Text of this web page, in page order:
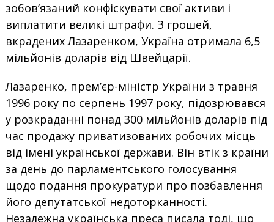
зобов’язаний конфіскувати свої активи і
виплатити великі штрафи. З грошей,
вкрадених Лазаренком, Україна отримала 6,5
мільйонів доларів від Швейцарії.
Лазаренко, прем’єр-міністр України з травня
1996 року по серпень 1997 року, підозрювався
у розкраданні понад 300 мільйонів доларів під
час продажу приватизованих робочих місць
від імені української держави. Він втік з країни
за день до парламентського голосування
щодо подання прокуратури про позбавлення
його депутатської недоторканності.
Незалежна українська преса писала тоді, що